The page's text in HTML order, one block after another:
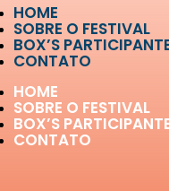
HOME
SOBRE O FESTIVAL
BOX’S
CONTATO
HOME
SOBRE O FESTIVAL
BOX’S
CONTATO